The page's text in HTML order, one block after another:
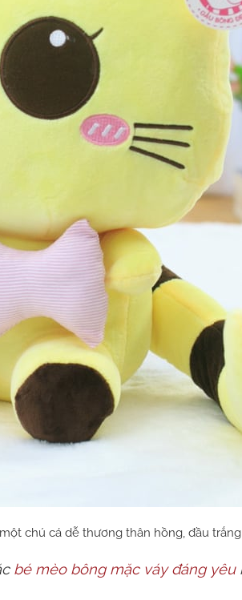
chú cá dễ thương thân hồng, đầu
bé mèo bông mặc váy đáng yêu